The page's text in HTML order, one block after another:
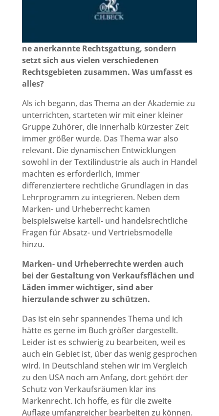
ne anerkannte Rechtsgattung, sondern
setzt sich aus vielen verschiedenen
Rechtsgebieten zusammen. Was umfasst es
alles?
Als ich begann, das Thema an der Akademie zu
unterrichten, starteten wir mit einer kleiner
Gruppe Zuhörer, die innerhalb kürzester Zeit
immer größer wurde. Das Thema war also
relevant. Die dynamischen Entwicklungen
sowohl in der Textilindustrie als auch in Handel
machten es erforderlich, immer
differenziertere rechtliche Grundlagen in das
Lehrprogramm zu integrieren. Neben dem
Marken- und Urheberrecht kamen
beispielsweise kartell- und handelsrechtliche
Fragen für Absatz- und Vertriebsmodelle
hinzu.
Marken- und Urheberrechte werden auch
bei der Gestaltung von Verkaufsflächen und
Läden immer wichtiger, sind aber
hierzulande schwer zu schützen.
Das ist ein sehr spannendes Thema und ich
hätte es gerne im Buch größer dargestellt.
Leider ist es schwierig zu bearbeiten, weil es
auch ein Gebiet ist, über das wenig gesprochen
wird. In Deutschland stehen wir im Vergleich
zu den USA noch am Anfang, dort gehört der
Schutz von Verkaufsräumen klar ins
Markenrecht. Ich hoffe, es für die zweite
Auflage umfangreicher bearbeiten zu können.